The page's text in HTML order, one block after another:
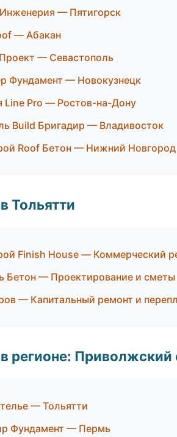
— Пятигорск
— Абакан
— Севастополь
Фундамент — Новокузнецк
Line Pro — Ростов-на-Дону
Build Бригадир — Владивосток
Roof Бетон — Нижний Новгород
Тольятти
Finish House — Коммерческий
Бетон — Проектирование и сметы
— Капитальный ремонт и
регионе:
— Тольятти
Фундамент — Пермь